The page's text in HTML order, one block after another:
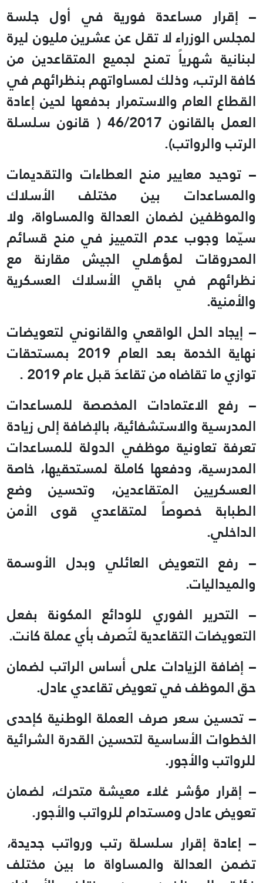
– إقرار مساعدة فورية في أول جلسة
لمجلس الوزراء لا تقل عن عشرين مليون ليرة
لبنانية شهرياً تمنح لجميع المتقاعدين من
كافة الرتب، وذلك لمساواتهم بنظرائهم في
القطاع العام والاستمرار بدفعها لحين إعادة
العمل بالقانون 46/2017 ( قانون سلسلة
الرتب والرواتب).
– توحيد معايير منح العطاءات والتقديمات
والمساعدات بين مختلف الأسلاك
والموظفين لضمان العدالة والمساواة، ولا
سيّما وجوب عدم التمييز في منح قسائم
المحروقات لمؤهلي الجيش مقارنة مع
نظرائهم في باقي الأسلاك العسكرية
والأمنية.
– إيجاد الحل الواقعي والقانوني لتعويضات
نهاية الخدمة بعد العام 2019 بمستحقات
توازي ما تقاضاه من تقاعدَ قبل عام 2019 .
– رفع الاعتمادات المخصصة للمساعدات
المدرسية والاستشفائية، بالإضافة إلى زيادة
تعرفة تعاونية موظفي الدولة للمساعدات
المدرسية، ودفعها كاملة لمستحقيها، خاصة
العسكريين المتقاعدين، وتحسين وضع
الطبابة خصوصاً لمتقاعدي قوى الأمن
الداخلي.
– رفع التعويض العائلي وبدل الأوسمة
والميداليات.
– التحرير الفوري للودائع المكونة بفعل
التعويضات التقاعدية لتُصرف بأي عملة كانت.
– إضافة الزيادات على أساس الراتب لضمان
حق الموظف في تعويض تقاعدي عادل.
– تحسين سعر صرف العملة الوطنية كإحدى
الخطوات الأساسية لتحسين القدرة الشرائية
للرواتب والأجور.
– إقرار مؤشر غلاء معيشة متحرك، لضمان
تعويض عادل ومستدام للرواتب والأجور.
– إعادة إقرار سلسلة رتب ورواتب جديدة،
تضمن العدالة والمساواة ما بين مختلف